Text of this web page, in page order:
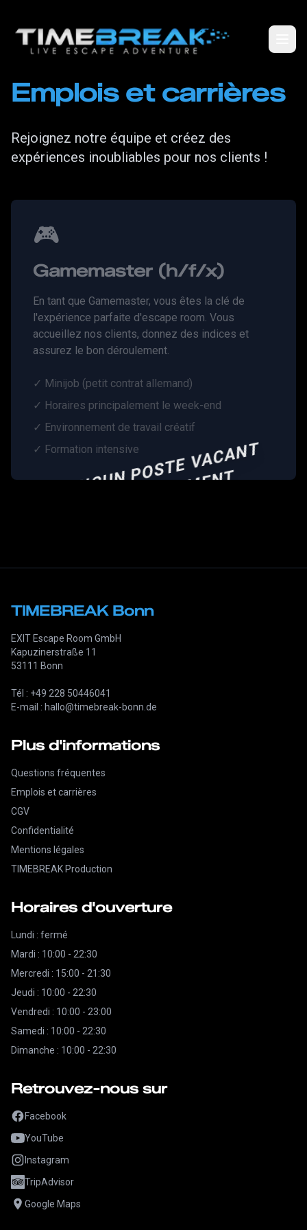
Emplois et carrières
Rejoignez notre équipe et créez des
expériences inoubliables pour nos clients !
🎮
Gamemaster (h/f/x)
En tant que Gamemaster, vous êtes la clé de
l'expérience parfaite d'escape room. Vous
accueillez nos clients, donnez des indices et
assurez le bon déroulement.
✓ Minijob (petit contrat allemand)
✓ Horaires principalement le week-end
✓ Environnement de travail créatif
✓ Formation intensive
A
U
C
U
N
P
O
S
T
E
V
A
C
A
N
T
A
C
T
U
E
L
L
E
M
E
N
T
TIMEBREAK Bonn
EXIT Escape Room GmbH
Kapuzinerstraße 11
53111 Bonn
Tél : +49 228 50446041
E-mail : hallo@timebreak-bonn.de
Plus d'informations
Questions fréquentes
Emplois et carrières
CGV
Confidentialité
Mentions légales
TIMEBREAK Production
Horaires d'ouverture
Lundi : fermé
Mardi : 10:00 - 22:30
Mercredi : 15:00 - 21:30
Jeudi : 10:00 - 22:30
Vendredi : 10:00 - 23:00
Samedi : 10:00 - 22:30
Dimanche : 10:00 - 22:30
Retrouvez-nous sur
Facebook
YouTube
Instagram
TripAdvisor
Google Maps